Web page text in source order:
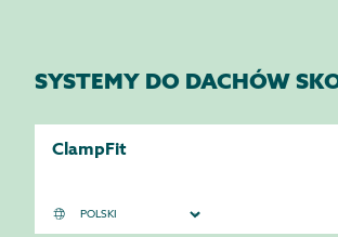
SYSTEMY DO DACHÓW
ClampFit